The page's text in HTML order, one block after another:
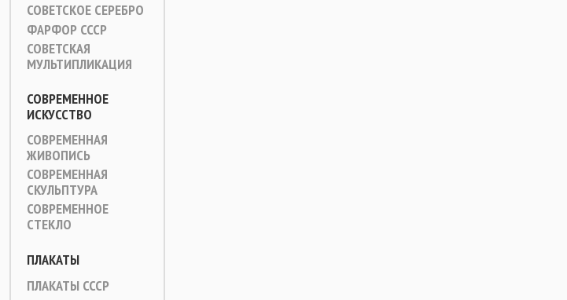
СОВЕТСКОЕ СЕРЕБРО
ФАРФОР СССР
СОВЕТСКАЯ
МУЛЬТИПЛИКАЦИЯ
СОВРЕМЕННОЕ
ИСКУССТВО
СОВРЕМЕННАЯ
ЖИВОПИСЬ
СОВРЕМЕННАЯ
СКУЛЬПТУРА
СОВРЕМЕННОЕ
СТЕКЛО
ПЛАКАТЫ
ПЛАКАТЫ СССР